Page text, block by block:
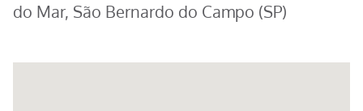
do Mar, São Bernardo do Campo (SP)